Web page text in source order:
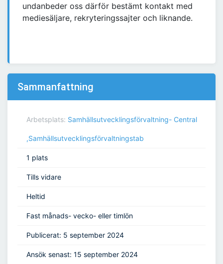
undanbeder oss därför bestämt kontakt med
mediesäljare, rekryteringssajter och liknande.
Sammanfattning
Arbetsplats: Samhällsutvecklingsförvaltning- Central
,Samhällsutvecklingsförvaltningstab
1 plats
Tills vidare
Heltid
Fast månads- vecko- eller timlön
Publicerat: 5 september 2024
Ansök senast: 15 september 2024